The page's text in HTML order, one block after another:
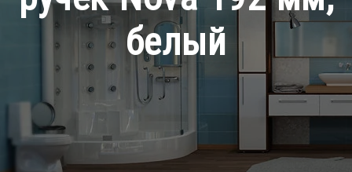
белый